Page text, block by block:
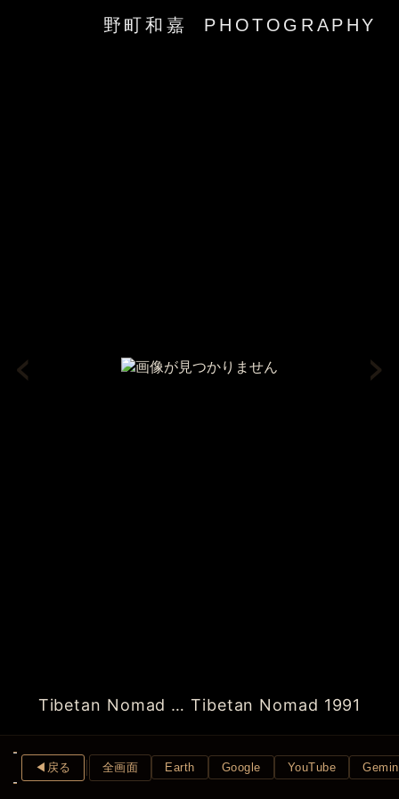
野町和嘉 PHOTOGRAPHY
‹
Tibetan Nomad … Tibetan Nomad 1991
›
◀︎戻る 全画面 Earth Google YouTube